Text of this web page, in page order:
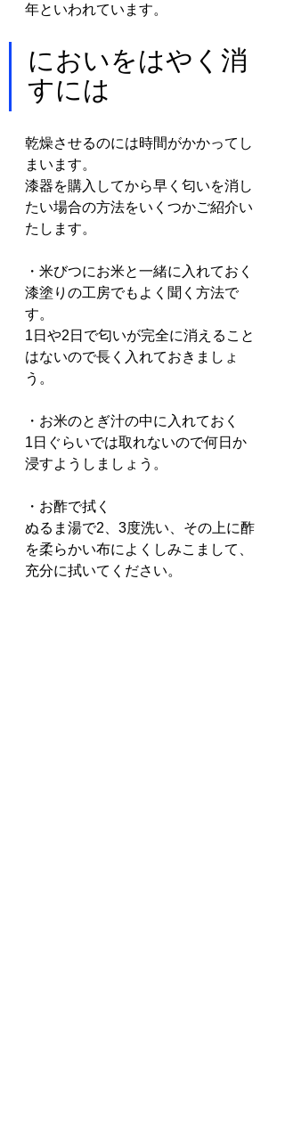
年といわれています。
においをはやく消
すには
乾燥させるのには時間がかかってし
まいます。
漆器を購入してから早く匂いを消し
たい場合の方法をいくつかご紹介い
たします。
・米びつにお米と一緒に入れておく
漆塗りの工房でもよく聞く方法で
す。
1日や2日で匂いが完全に消えること
はないので長く入れておきましょ
う。
・お米のとぎ汁の中に入れておく
1日ぐらいでは取れないので何日か
浸すようしましょう。
・お酢で拭く
ぬるま湯で2、3度洗い、その上に酢
を柔らかい布によくしみこまして、
充分に拭いてください。